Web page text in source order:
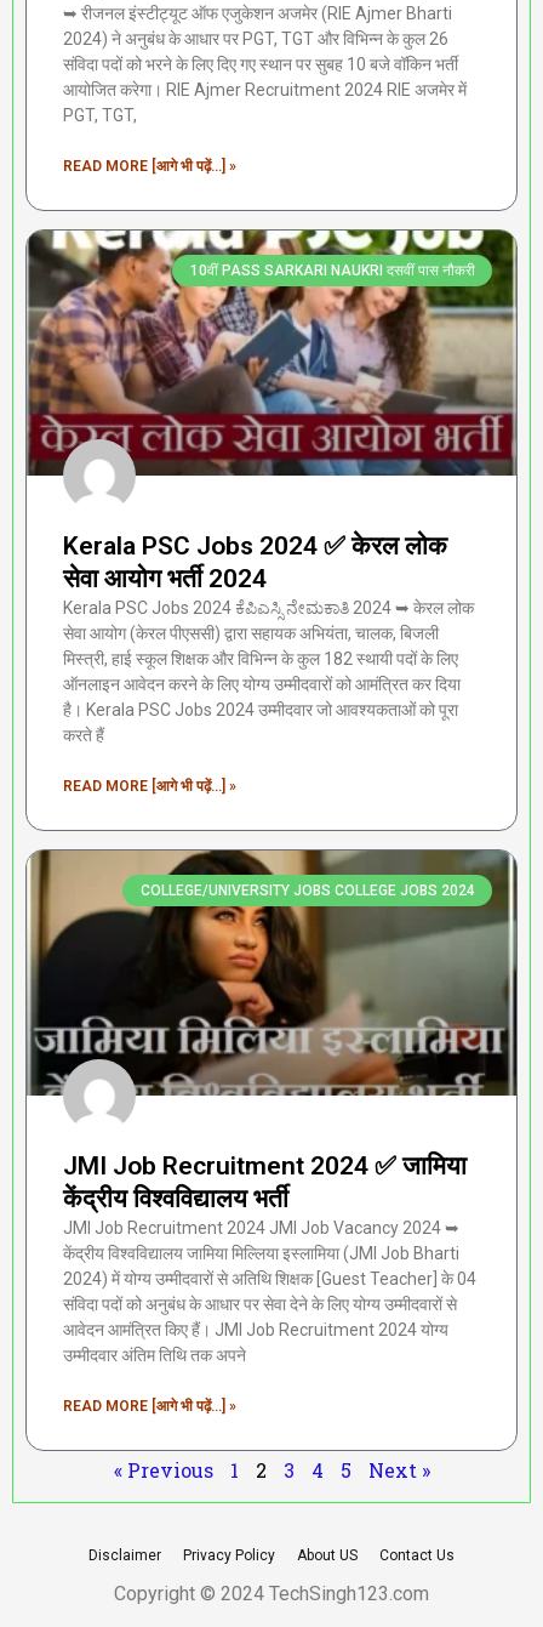
➥ रीजनल इंस्टीट्यूट ऑफ एजुकेशन अजमेर (RIE Ajmer Bharti
2024) ने अनुबंध के आधार पर PGT, TGT और विभिन्न के कुल 26
संविदा पदों को भरने के लिए दिए गए स्थान पर सुबह 10 बजे वॉकिन भर्ती
आयोजित करेगा। RIE Ajmer Recruitment 2024 RIE अजमेर में
PGT, TGT,
READ MORE [आगे भी पढ़ें...] »
10वीं PASS SARKARI NAUKRI दसवीं पास नौकरी
Kerala PSC Jobs 2024 ✅ केरल लोक
सेवा आयोग भर्ती 2024
Kerala PSC Jobs 2024 ಕೆಪಿಎಸ್ಸಿ ನೇಮಕಾತಿ 2024 ➥ केरल लोक
सेवा आयोग (केरल पीएससी) द्वारा सहायक अभियंता, चालक, बिजली
मिस्त्री, हाई स्कूल शिक्षक और विभिन्न के कुल 182 स्थायी पदों के लिए
ऑनलाइन आवेदन करने के लिए योग्य उम्मीदवारों को आमंत्रित कर दिया
है। Kerala PSC Jobs 2024 उम्मीदवार जो आवश्यकताओं को पूरा
करते हैं
READ MORE [आगे भी पढ़ें...] »
COLLEGE/UNIVERSITY JOBS COLLEGE JOBS 2024
JMI Job Recruitment 2024 ✅ जामिया
केंद्रीय विश्वविद्यालय भर्ती
JMI Job Recruitment 2024 JMI Job Vacancy 2024 ➥
केंद्रीय विश्वविद्यालय जामिया मिल्लिया इस्लामिया (JMI Job Bharti
2024) में योग्य उम्मीदवारों से अतिथि शिक्षक [Guest Teacher] के 04
संविदा पदों को अनुबंध के आधार पर सेवा देने के लिए योग्य उम्मीदवारों से
आवेदन आमंत्रित किए हैं। JMI Job Recruitment 2024 योग्य
उम्मीदवार अंतिम तिथि तक अपने
READ MORE [आगे भी पढ़ें...] »
« Previous 1 2 3 4 5 Next »
Disclaimer Privacy Policy About US Contact Us
Copyright © 2024 TechSingh123.com